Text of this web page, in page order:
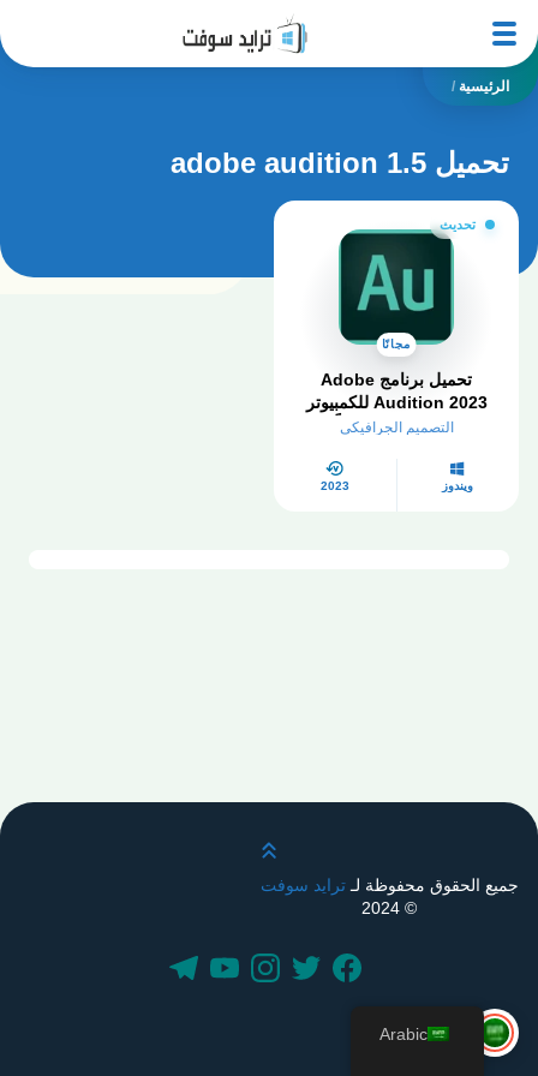
الرئيسية /
تحميل adobe audition 1.5
تحديث
مجانًا
تحميل برنامج Adobe
Audition 2023 للكمبيوتر
كامل مفعل مجاناً
التصميم الجرافيكي
ويندوز 2023
قم بالتمرير لأعلى
جميع الحقوق محفوظة لـترايد سوفت
© 2024
Arabic